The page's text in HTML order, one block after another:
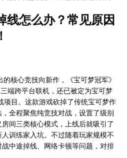
线怎么办？常见原因
核心竞技向新作，《宝可梦冠军》
端跨平台联机，还已被定为宝可梦
项目。这款游戏砍掉了传统宝可梦作
全程聚焦纯竞技对战，设置了级别
间三类核心模式，上线后就吸引了
训练家入坑。不过随着玩家规模不
中途掉线、网络卡顿等问题，对排